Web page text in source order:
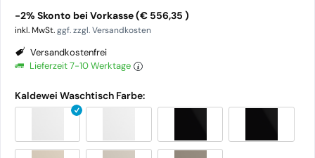
-2% Skonto bei Vorkasse (€ 556,35 )
inkl. MwSt.ggf. zzgl. Versandkosten
Versandkostenfrei
Lieferzeit 7-10 Werktage
Kaldewei Waschtisch Farbe: